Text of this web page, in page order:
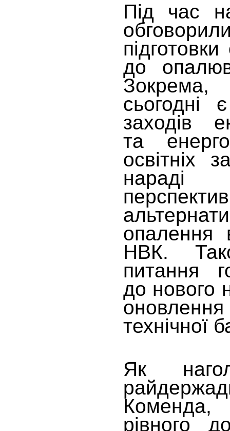
Під час
підготовки
до
сьогодні
заходів
та
освітніх
опалення
НВК.
питання
до нового
Як
рівного